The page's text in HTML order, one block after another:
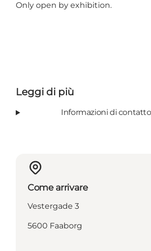
Only open by exhibition.
Leggi di più
Informazioni di contatto
Come arrivare
Vestergade 3
5600 Faaborg